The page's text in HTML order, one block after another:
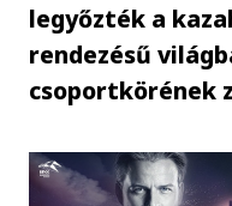
legyőzték a
rendezésű
csoportkörének